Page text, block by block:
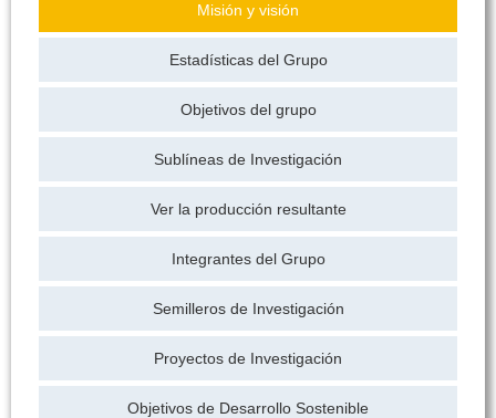
Misión y visión
Estadísticas del Grupo
Objetivos del grupo
Sublíneas de Investigación
Ver la producción resultante
Integrantes del Grupo
Semilleros de Investigación
Proyectos de Investigación
Objetivos de Desarrollo Sostenible